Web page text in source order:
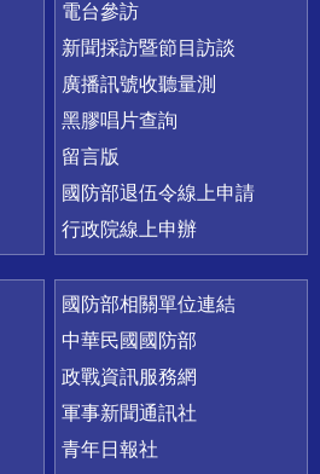
電台參訪
新聞採訪暨節目訪談
廣播訊號收聽量測
黑膠唱片查詢
留言版
國防部退伍令線上申請
行政院線上申辦
國防部相關單位連結
中華民國國防部
政戰資訊服務網
軍事新聞通訊社
青年日報社